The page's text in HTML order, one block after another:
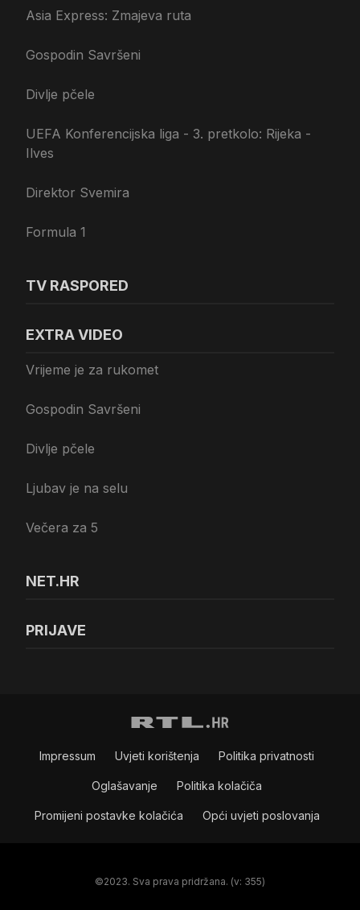
Asia Express: Zmajeva ruta
Gospodin Savršeni
Divlje pčele
UEFA Konferencijska liga - 3. pretkolo: Rijeka -
Ilves
Direktor Svemira
Formula 1
TV RASPORED
EXTRA VIDEO
Vrijeme je za rukomet
Gospodin Savršeni
Divlje pčele
Ljubav je na selu
Večera za 5
NET.HR
PRIJAVE
Impressum Uvjeti korištenja Politika privatnosti
Oglašavanje Politika kolačiča
Promijeni postavke kolačića Opći uvjeti poslovanja
©2023. Sva prava pridržana. (v: 355)